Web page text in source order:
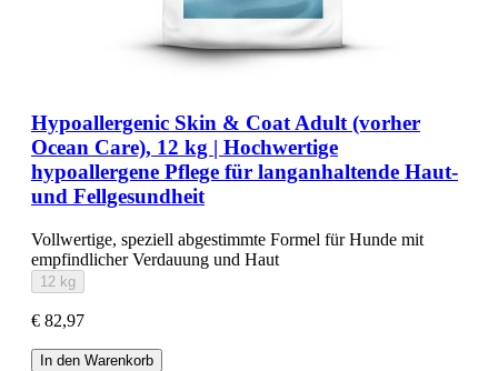
Hypoallergenic Skin & Coat Adult (vorher
Ocean Care), 12 kg | Hochwertige
hypoallergene Pflege für langanhaltende Haut-
und Fellgesundheit
Vollwertige, speziell abgestimmte Formel für Hunde mit
empfindlicher Verdauung und Haut
12 kg
€ 82,97
In den Warenkorb